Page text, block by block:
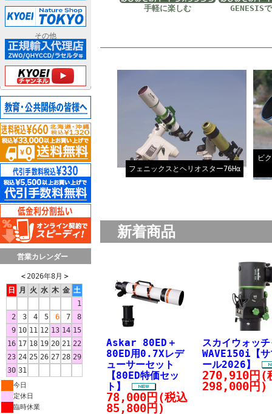
その他
営業カレンダー
＜ 2026年8月 ＞
日
月 火 水 木 金 土
1
2
3 4 5 6 7
8
9 10 11 12 13 14 15
16 17 18 19 20 21 22
23 24 25 26 27 28 29
30 31
今日
定休日
臨時休業
手軽に楽しむ GENESIS
フェニックスとヘリオスター76Hα
ビ
新着商品
Askar 80ED＋
80ED用0.7Xレデ
ューサーセット
【80ED特価セッ
ト】
78,000円(税込
85,800円)
スカイウォッ
WAVE150i【
ール2026】
270,910円(
298,000円)